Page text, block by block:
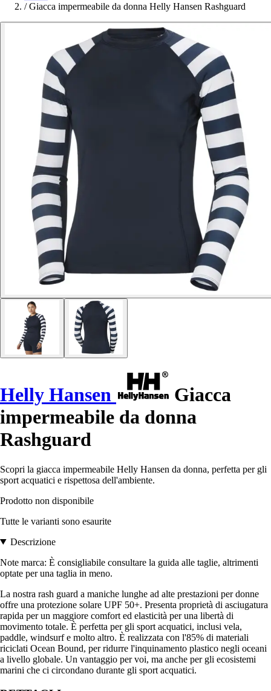
/ Giacca impermeabile da donna Helly Hansen Rashguard
Helly Hansen
Giacca
impermeabile da donna
Rashguard
Scopri la giacca impermeabile Helly Hansen da donna, perfetta per gli
sport acquatici e rispettosa dell'ambiente.
Prodotto non disponibile
Tutte le varianti sono esaurite
Descrizione
Note marca: È consigliabile consultare la guida alle taglie, altrimenti
optate per una taglia in meno.
La nostra rash guard a maniche lunghe ad alte prestazioni per donne
offre una protezione solare UPF 50+. Presenta proprietà di asciugatura
rapida per un maggiore comfort ed elasticità per una libertà di
movimento totale. È perfetta per gli sport acquatici, inclusi vela,
paddle, windsurf e molto altro. È realizzata con l'85% di materiali
riciclati Ocean Bound, per ridurre l'inquinamento plastico negli oceani
a livello globale. Un vantaggio per voi, ma anche per gli ecosistemi
marini che ci circondano durante gli sport acquatici.